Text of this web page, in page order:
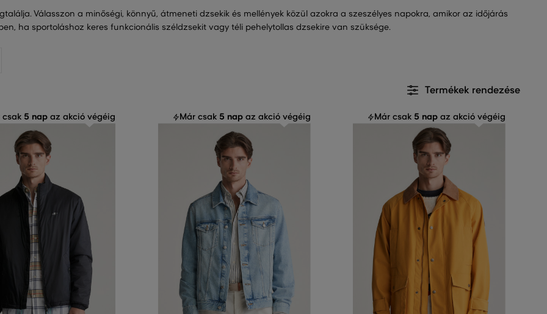
Válasszon a minőségi, könnyű, átmeneti dzsekik és mellények közül azokra a szeszélyes napokra, amikor az időjárás
ha sportoláshoz keres funkcionális széldzsekit vagy téli pehelytollas dzsekire van szüksége.
Termékek rendezése
csak 5 nap az akció végéig Már csak 5 napaz akció végéig Már csak 5 napaz akció végéig